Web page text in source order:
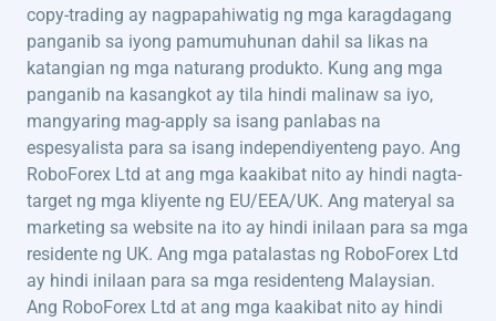
copy-trading ay nagpapahiwatig ng mga karagdagang
panganib sa iyong pamumuhunan dahil sa likas na
katangian ng mga naturang produkto. Kung ang mga
panganib na kasangkot ay tila hindi malinaw sa iyo,
mangyaring mag-apply sa isang panlabas na
espesyalista para sa isang independiyenteng payo. Ang
RoboForex Ltd at ang mga kaakibat nito ay hindi nagta-
target ng mga kliyente ng EU/EEA/UK. Ang materyal sa
marketing sa website na ito ay hindi inilaan para sa mga
residente ng UK. Ang mga patalastas ng RoboForex Ltd
ay hindi inilaan para sa mga residenteng Malaysian.
Ang RoboForex Ltd at ang mga kaakibat nito ay hindi